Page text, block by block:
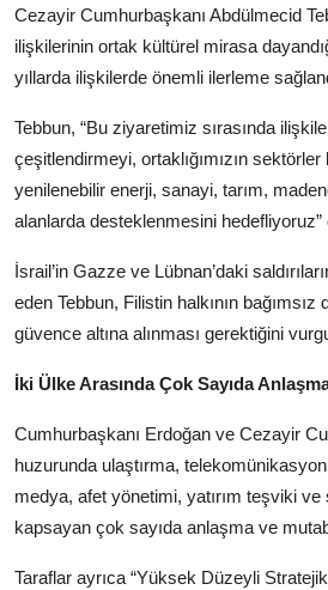
Cezayir Cumhurbaşkanı Abdülmecid
ilişkilerinin ortak kültürel mirasa
yıllarda ilişkilerde önemli ilerleme
Tebbun, “Bu ziyaretimiz sırasında
çeşitlendirmeyi, ortaklığımızın
yenilenebilir enerji, sanayi, tarım,
alanlarda desteklenmesini hedefliyoruz”
İsrail’in Gazze ve Lübnan’daki
eden Tebbun, Filistin halkının bağımsız
güvence altına alınması gerektiğini
İki Ülke Arasında Çok Sayıda
Cumhurbaşkanı Erdoğan ve Cezayir
huzurunda ulaştırma,
medya, afet yönetimi, yatırım teşviki ve
kapsayan çok sayıda anlaşma ve
Taraflar ayrıca “Yüksek Düzeyli